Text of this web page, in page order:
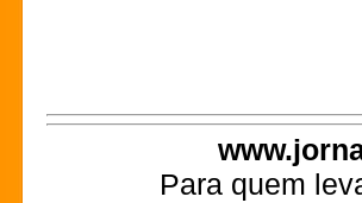
Para quem